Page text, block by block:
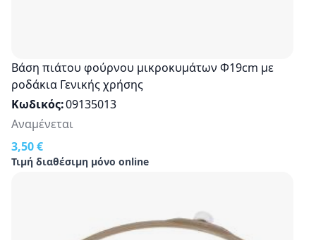
Βάση πιάτου φούρνου μικροκυμάτων Φ19cm με
ροδάκια Γενικής χρήσης
Κωδικός 09135013
3,50 €
Τιμή διαθέσιμη μόνο online
Αναμένεται